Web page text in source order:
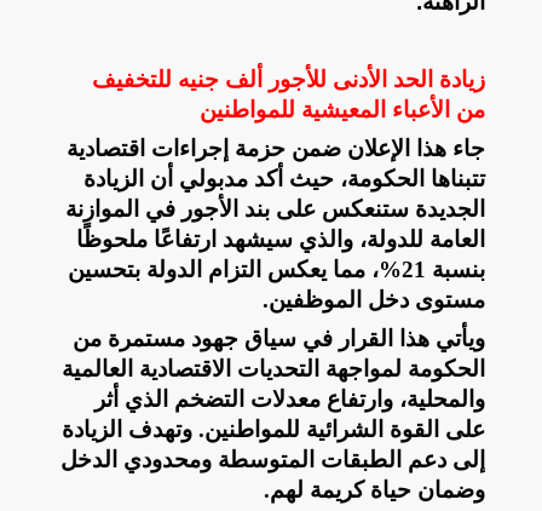
زيادة الحد الأدنى للأجور ألف جنيه للتخفيف
من الأعباء المعيشية للمواطنين
جاء هذا الإعلان ضمن حزمة إجراءات اقتصادية
تتبناها الحكومة، حيث أكد مدبولي أن الزيادة
الجديدة ستنعكس على بند الأجور في الموازنة
العامة للدولة، والذي سيشهد ارتفاعًا ملحوظًا
بنسبة 21%، مما يعكس التزام الدولة بتحسين
مستوى دخل الموظفين.
ويأتي هذا القرار في سياق جهود مستمرة من
الحكومة لمواجهة التحديات الاقتصادية العالمية
والمحلية، وارتفاع معدلات التضخم الذي أثر
على القوة الشرائية للمواطنين. وتهدف الزيادة
إلى دعم الطبقات المتوسطة ومحدودي الدخل
وضمان حياة كريمة لهم.